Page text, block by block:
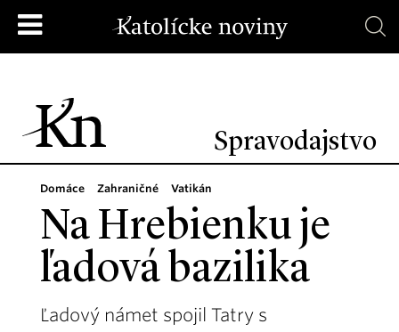
Spravodajstvo
Domáce Zahraničné Vatikán
Na Hrebienku je
ľadová bazilika
Ľadový námet spojil Tatry s